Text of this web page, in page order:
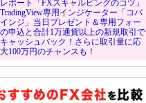
ポート「FXスキャルピングのコツ」
専用インジケーター「コバ
ンジ」当日プレゼント＆専用フォー
申込と合計1万通貨以上の新規取引で
ャッシュバック！さらに取引量に応
100万円のチャンスも！